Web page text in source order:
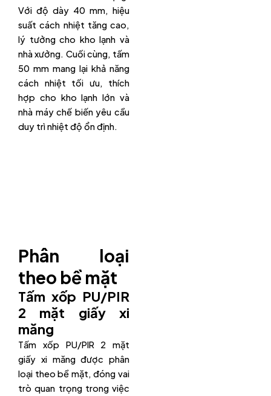
Với độ dày 40 mm, hiệu
suất cách nhiệt tăng cao,
lý tưởng cho kho lạnh và
nhà xưởng. Cuối cùng, tấm
50 mm mang lại khả năng
cách nhiệt tối ưu, thích
hợp cho kho lạnh lớn và
nhà máy chế biến yêu cầu
duy trì nhiệt độ ổn định.
Phân loại
theo bề mặt
Tấm xốp PU/PIR
2 mặt giấy xi
măng
Tấm xốp PU/PIR 2 mặt
giấy xi măng được phân
loại theo bề mặt, đóng vai
trò quan trọng trong việc